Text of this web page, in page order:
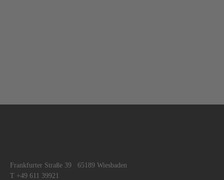
Frankfurter Straße 39 65189 Wiesbaden
T +49 611 39921